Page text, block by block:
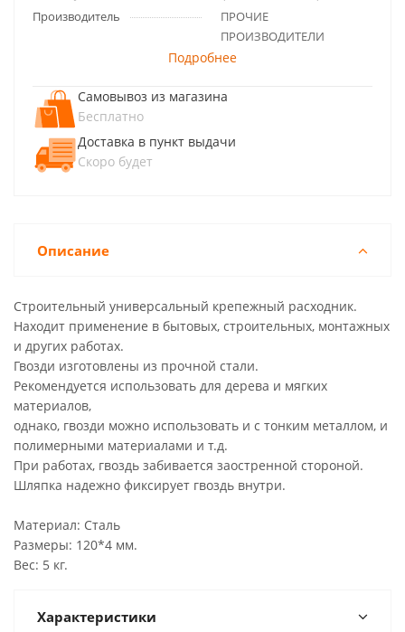
Производитель
ПРОЧИЕ
ПРОИЗВОДИТЕЛИ
Подробнее
Самовывоз из магазина
Бесплатно
Доставка в пункт выдачи
Скоро будет
Описание
Строительный универсальный крепежный расходник.
Находит применение в бытовых, строительных, монтажных
и других работах.
Гвозди изготовлены из прочной стали.
Рекомендуется использовать для дерева и мягких
материалов,
однако, гвозди можно использовать и с тонким металлом, и
полимерными материалами и т.д.
При работах, гвоздь забивается заостренной стороной.
Шляпка надежно фиксирует гвоздь внутри.
Материал: Сталь
Размеры: 120*4 мм.
Вес: 5 кг.
Характеристики